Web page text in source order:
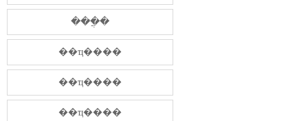
���̷ֲ�
��ҵ����
��ҵ����
��ҵ����